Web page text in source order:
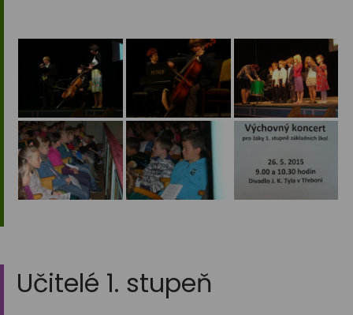
Učitelé 1. stupeň